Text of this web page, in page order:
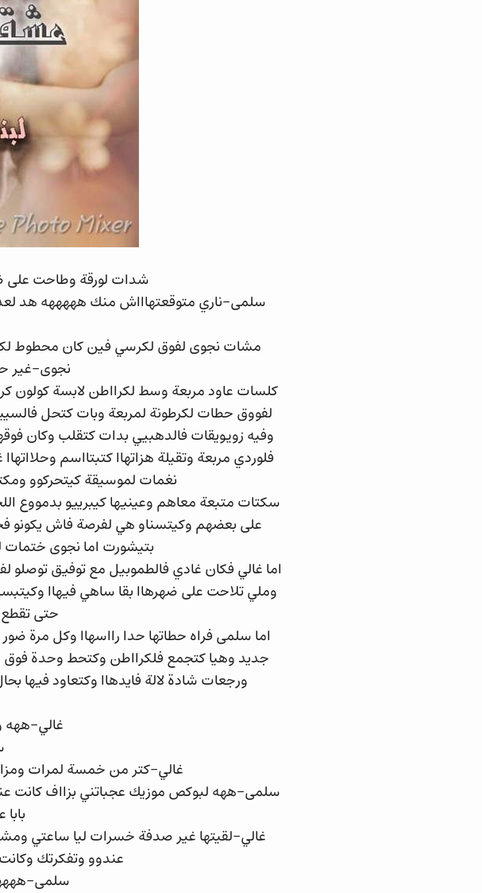
شدات لورقة وطاحت على
سلمى-ناري متوقعتهاااش منك هههههه هد
مشات نجوى لفوق لكرسي فين كان محطوط
نجوى-غير
كلسات عاود مربعة وسط لكرااطن لابسة
لفووق حطات لكرطونة لمربعة وبات كتحل
وفيه زويويقات فالدهبيي بدات كتقلب وكان
فلوردي مربعة وتقيلة هزاتهاا كتبتااسم
نغمات لموسيقة كيتحركوو
سكتات متبعة معاهم وعينيها كيبرييو بدمووع
على بعضهم وكيتسناو هي لفرصة فاش يكونو
بتيشورت اما نجوى ختمات
اما غالي فكان غادي فالطموبيل مع توفيق
وملي تلاحت على ضهرهاا بقا ساهي فيهاا
حتى
اما سلمى فراه حطاتها حدا رااسهاا وكل مرة
جديد وهيا كتجمع فلكرااطن وكتحط وحدة فوق
ورجعات شادة لالة فايدهاا وكتعاود فيها
غالي-ههه
غالي-كتر من خمسة لمرات
سلمى-ههه لبوكص موزيك عجباتني بزااف كانت
غالي-لقيتها غير صدفة خسرات ليا ساعتي
عندوو وتفكرتك
سلمى-